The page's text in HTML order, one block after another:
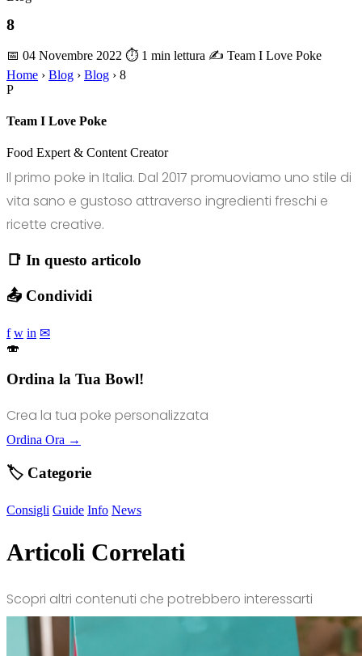
8
📅 04 Novembre 2022 ⏱ 1 min lettura ✍️ Team I Love Poke
Home › Blog › Blog › 8
P
Team I Love Poke
Food Expert & Content Creator
Il primo poke in Italia. Dal 2017 promuoviamo uno stile di
vita sano e gustoso attraverso ingredienti freschi e
ricette creative.
📑 In questo articolo
📤 Condividi
f w in ✉
🍣
Ordina la Tua Bowl!
Crea la tua poke personalizzata
Ordina Ora →
🏷️ Categorie
Consigli Guide Info News
Articoli Correlati
Scopri altri contenuti che potrebbero interessarti